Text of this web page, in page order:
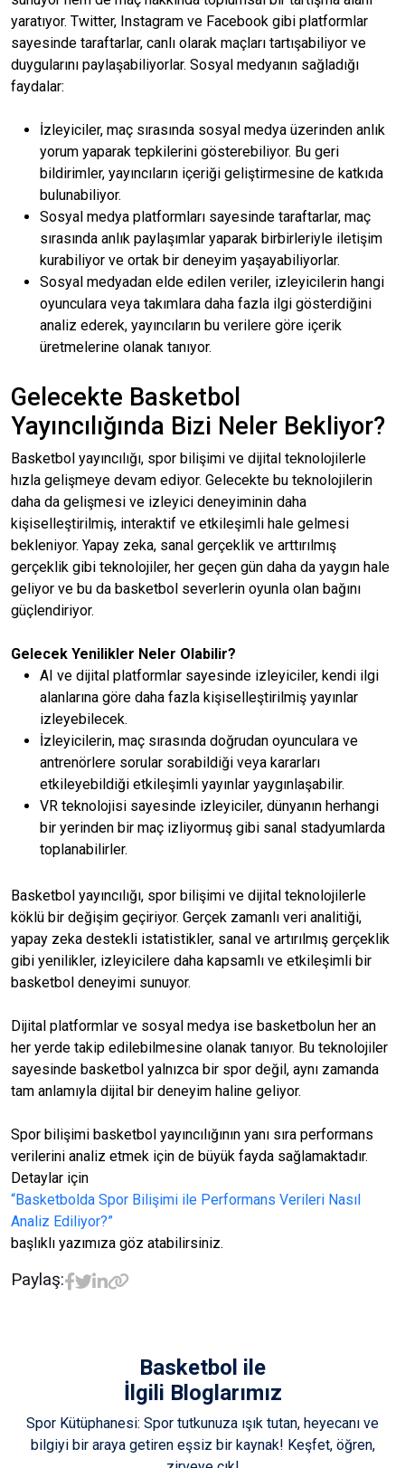
yaratıyor. Twitter, Instagram ve Facebook gibi platformlar
sayesinde taraftarlar, canlı olarak maçları tartışabiliyor ve
duygularını paylaşabiliyorlar. Sosyal medyanın sağladığı
faydalar:
İzleyiciler, maç sırasında sosyal medya üzerinden anlık
yorum yaparak tepkilerini gösterebiliyor. Bu geri
bildirimler, yayıncıların içeriği geliştirmesine de katkıda
bulunabiliyor.
Sosyal medya platformları sayesinde taraftarlar, maç
sırasında anlık paylaşımlar yaparak birbirleriyle iletişim
kurabiliyor ve ortak bir deneyim yaşayabiliyorlar.
Sosyal medyadan elde edilen veriler, izleyicilerin hangi
oyunculara veya takımlara daha fazla ilgi gösterdiğini
analiz ederek, yayıncıların bu verilere göre içerik
üretmelerine olanak tanıyor.
Gelecekte Basketbol
Yayıncılığında Bizi Neler Bekliyor?
Basketbol yayıncılığı, spor bilişimi ve dijital teknolojilerle
hızla gelişmeye devam ediyor. Gelecekte bu teknolojilerin
daha da gelişmesi ve izleyici deneyiminin daha
kişiselleştirilmiş, interaktif ve etkileşimli hale gelmesi
bekleniyor. Yapay zeka, sanal gerçeklik ve arttırılmış
gerçeklik gibi teknolojiler, her geçen gün daha da yaygın hale
geliyor ve bu da basketbol severlerin oyunla olan bağını
güçlendiriyor.
Gelecek Yenilikler Neler Olabilir?
AI ve dijital platformlar sayesinde izleyiciler, kendi ilgi
alanlarına göre daha fazla kişiselleştirilmiş yayınlar
izleyebilecek.
İzleyicilerin, maç sırasında doğrudan oyunculara ve
antrenörlere sorular sorabildiği veya kararları
etkileyebildiği etkileşimli yayınlar yaygınlaşabilir.
VR teknolojisi sayesinde izleyiciler, dünyanın herhangi
bir yerinden bir maç izliyormuş gibi sanal stadyumlarda
toplanabilirler.
Basketbol yayıncılığı, spor bilişimi ve dijital teknolojilerle
köklü bir değişim geçiriyor. Gerçek zamanlı veri analitiği,
yapay zeka destekli istatistikler, sanal ve artırılmış gerçeklik
gibi yenilikler, izleyicilere daha kapsamlı ve etkileşimli bir
basketbol deneyimi sunuyor.
Dijital platformlar ve sosyal medya ise basketbolun her an
her yerde takip edilebilmesine olanak tanıyor. Bu teknolojiler
sayesinde basketbol yalnızca bir spor değil, aynı zamanda
tam anlamıyla dijital bir deneyim haline geliyor.
Spor bilişimi basketbol yayıncılığının yanı sıra performans
verilerini analiz etmek için de büyük fayda sağlamaktadır.
Detaylar için
“Basketbolda Spor Bilişimi ile Performans Verileri Nasıl
Analiz Ediliyor?”
başlıklı yazımıza göz atabilirsiniz.
Paylaş:
Basketbol ile
İlgili Bloglarımız
Spor Kütüphanesi: Spor tutkunuza ışık tutan, heyecanı ve
bilgiyi bir araya getiren eşsiz bir kaynak! Keşfet, öğren,